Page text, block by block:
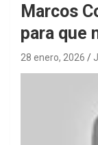
Marcos
para que
28 enero, 2026